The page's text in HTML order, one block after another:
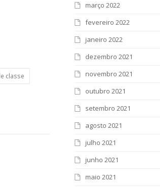
classe
março 2022
fevereiro 2022
janeiro 2022
dezembro 2021
novembro 2021
outubro 2021
setembro 2021
agosto 2021
julho 2021
junho 2021
maio 2021